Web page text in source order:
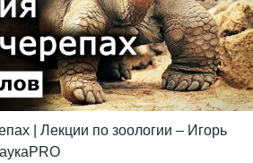
| Лекции по зоологии – Игорь